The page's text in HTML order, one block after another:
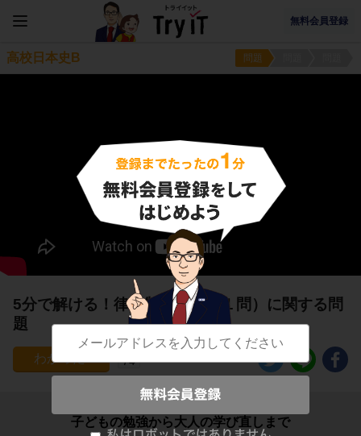
無料会員登録
高校日本史B 問題
5分で解ける！律令制度３（第１問）に関する問
題
74
子どもの勉強から大人の学び直しまで